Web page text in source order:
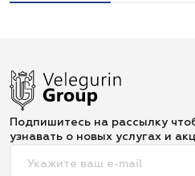
Подпишитесь на рассылку
узнавать о новых услугах и